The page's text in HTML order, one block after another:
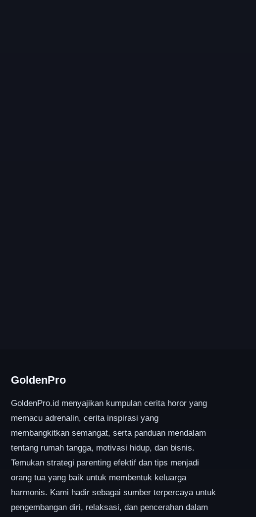
GoldenPro
GoldenPro.id menyajikan kumpulan cerita horor yang
memacu adrenalin, cerita inspirasi yang
membangkitkan semangat, serta panduan mendalam
tentang rumah tangga, motivasi hidup, dan bisnis.
Temukan strategi parenting efektif dan tips menjadi
orang tua yang baik untuk membentuk keluarga
harmonis. Kami hadir sebagai sumber terpercaya untuk
pengembangan diri, relaksasi, dan pencerahan dalam